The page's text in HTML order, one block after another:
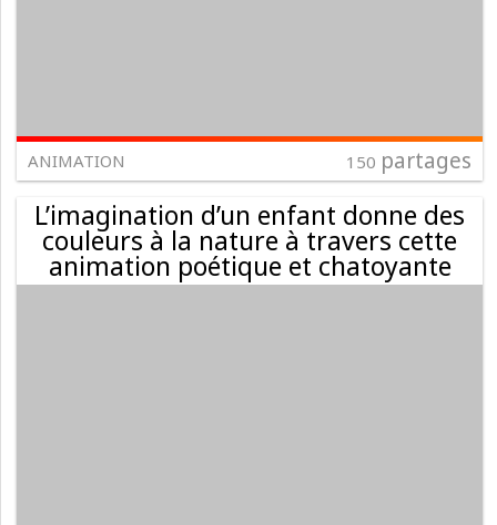
ANIMATION 150 partages
L’imagination d’un enfant donne des
couleurs à la nature à travers cette
animation poétique et chatoyante